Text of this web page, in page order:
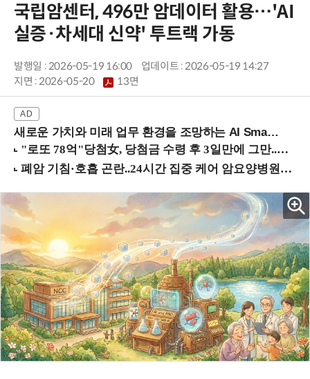
국립암센터, 496만 암데이터 활용…'AI
실증·차세대 신약' 투트랙 가동
발행일 : 2026-05-19 16:00
업데이트 : 2026-05-19 14:27
지면 :2026-05-20 13면
새로운 가치와 미래 업무 환경을 조망하는 AI Smart Work Summit 2026 (9/11 코엑스)